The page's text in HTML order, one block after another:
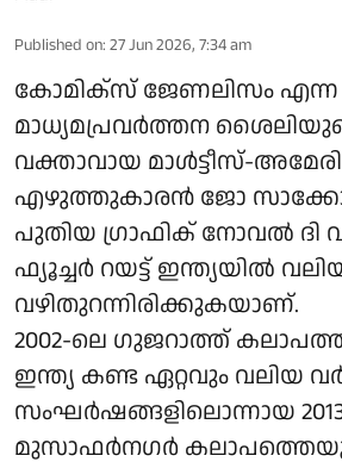
Published on: 27 Jun 2026, 7:34 am
കോമിക്‌സ് ജേണലിസം എന്ന
മാധ്യമപ്രവര്‍ത്തന
വക്താവായ മാള്‍ട്ടീസ്-
എഴുത്തുകാരന്‍ ജോ
പുതിയ ഗ്രാഫിക് നോവല്‍
ഫ്യൂച്ചര്‍ റയട്ട് ഇന്ത്യയില്‍
വഴിതുറന്നിരിക്കുകയാണ്.
2002-ലെ ഗുജറാത്ത്
ഇന്ത്യ കണ്ട ഏറ്റവും വലിയ
സംഘര്‍ഷങ്ങളിലൊന്നായ
മുസാഫര്‍നഗര്‍